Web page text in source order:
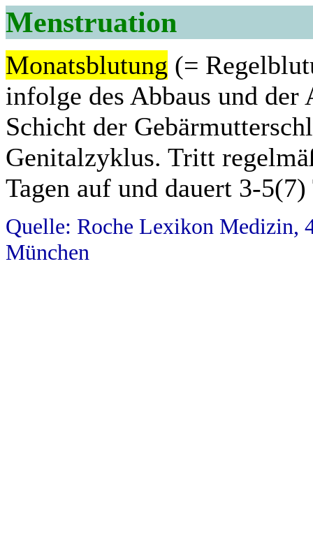
Menstruation
Monatsblutung (=
infolge des Abbaus und
Schicht der
Genitalzyklus. Tritt
Tagen auf und dauert 3-5(7)
Quelle: Roche Lexikon Medizin,
München